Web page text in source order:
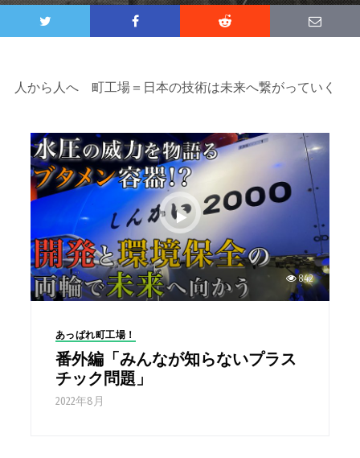
人から人へ 町工場＝日本の技術は未来へ繋がっていく
842
あっぱれ町工場！
番外編「みんなが知らないプラス
チック問題」
2022年8月